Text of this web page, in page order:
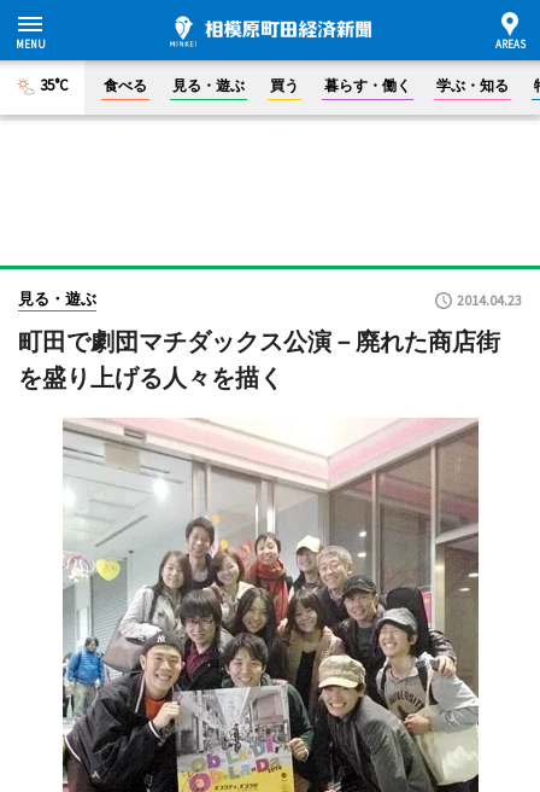
35°C 食べる 見る・遊ぶ 買う 暮らす・働く 学ぶ・知る
見る・遊ぶ 2014.04.23
町田で劇団マチダックス公演－廃れた商店街
を盛り上げる人々を描く